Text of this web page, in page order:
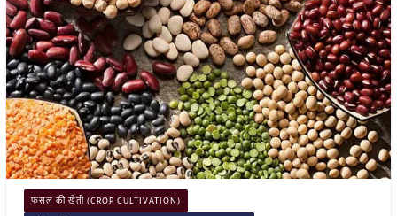
फसल की खेती (CROP CULTIVATION)